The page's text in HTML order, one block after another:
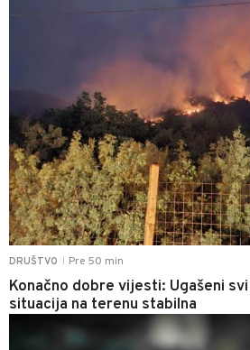
DRUŠTVO Pre 50 min
Konačno dobre vijesti: Ugašeni
situacija na terenu stabilna